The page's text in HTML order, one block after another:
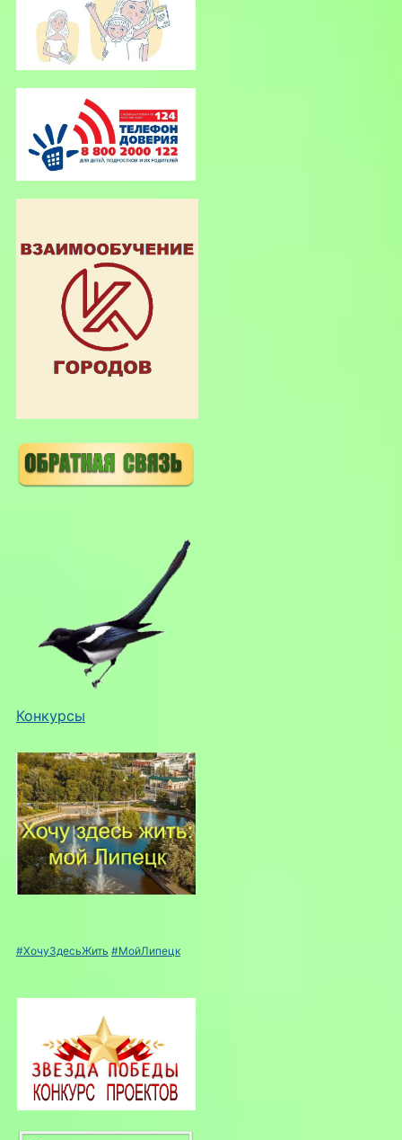
Конкурсы
#ХочуЗдесьЖить #МойЛипецк